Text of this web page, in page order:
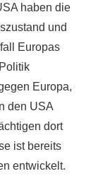
haben die
und
Europas
Europa,
den USA
dort
ist bereits
entwickelt.